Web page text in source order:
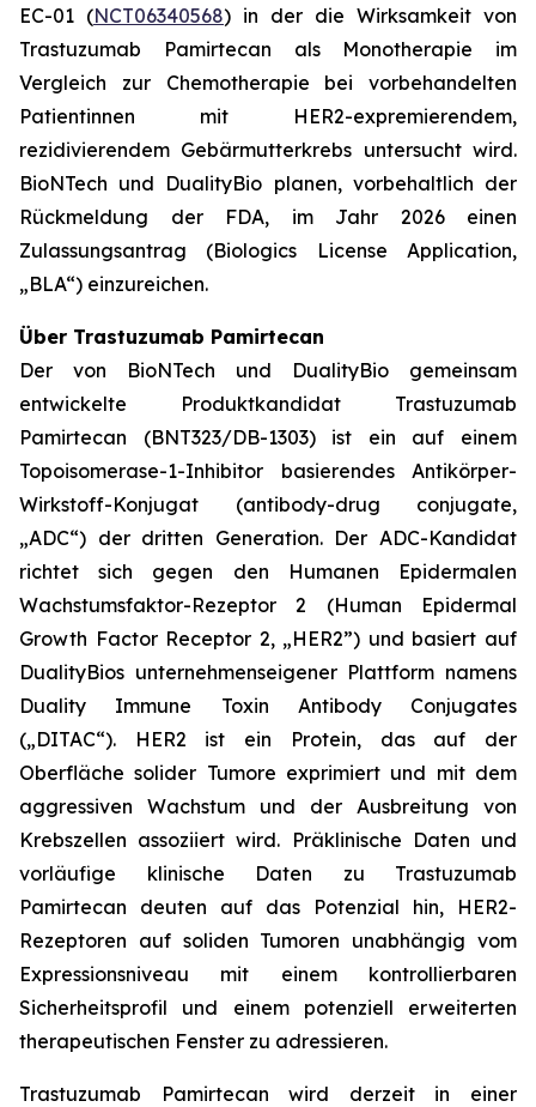
EC-01 (NCT06340568) in der die Wirksamkeit von
Trastuzumab Pamirtecan als Monotherapie im
Vergleich zur Chemotherapie bei vorbehandelten
Patientinnen mit HER2-expremierendem,
rezidivierendem Gebärmutterkrebs untersucht wird.
BioNTech und DualityBio planen, vorbehaltlich der
Rückmeldung der FDA, im Jahr 2026 einen
Zulassungsantrag (Biologics License Application,
„BLA“) einzureichen.
Über Trastuzumab Pamirtecan
Der von BioNTech und DualityBio gemeinsam
entwickelte Produktkandidat Trastuzumab
Pamirtecan (BNT323/DB-1303) ist ein auf einem
Topoisomerase-1-Inhibitor basierendes Antikörper-
Wirkstoff-Konjugat (antibody-drug conjugate,
„ADC“) der dritten Generation. Der ADC-Kandidat
richtet sich gegen den Humanen Epidermalen
Wachstumsfaktor-Rezeptor 2 (Human Epidermal
Growth Factor Receptor 2, „HER2”) und basiert auf
DualityBios unternehmenseigener Plattform namens
Duality Immune Toxin Antibody Conjugates
(„DITAC“). HER2 ist ein Protein, das auf der
Oberfläche solider Tumore exprimiert und mit dem
aggressiven Wachstum und der Ausbreitung von
Krebszellen assoziiert wird. Präklinische Daten und
vorläufige klinische Daten zu Trastuzumab
Pamirtecan deuten auf das Potenzial hin, HER2-
Rezeptoren auf soliden Tumoren unabhängig vom
Expressionsniveau mit einem kontrollierbaren
Sicherheitsprofil und einem potenziell erweiterten
therapeutischen Fenster zu adressieren.
Trastuzumab Pamirtecan wird derzeit in einer